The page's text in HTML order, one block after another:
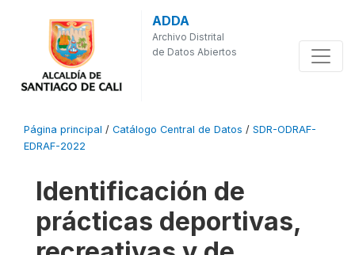
ADDA
Archivo Distrital
de Datos Abiertos
Página principal / Catálogo Central de Datos / SDR-ODRAF-
EDRAF-2022
Identificación de
prácticas deportivas,